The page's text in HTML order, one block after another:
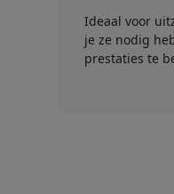
Ideaal voor
je ze nodig
prestaties te